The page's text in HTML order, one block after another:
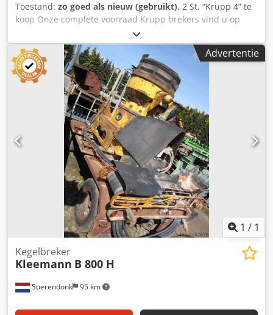
Toestand: zo goed als nieuw (gebruikt), 2 St. “Krupp 4” te
koop Onze complete voorraad Krupp brekers vind u op
onze website. Fabrikant: Krupp Type: 4 Dcodpfsglvyfsx Al
Sek Inlaat Afmeting: 630 x 355 mm Inclusief aandrijving
Advertentie
1 / 1
Soerendonk 95 km
Kegelbreker
Kleemann B 800 H